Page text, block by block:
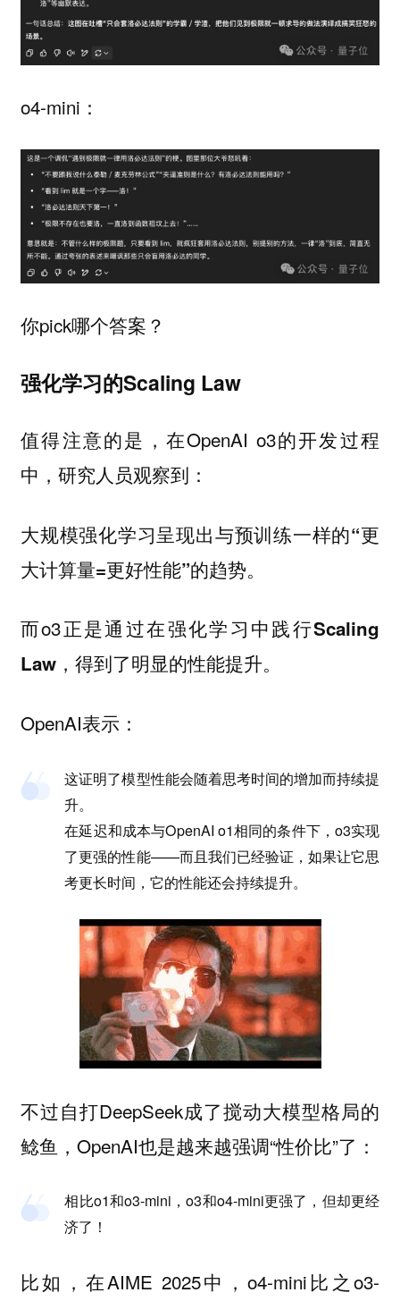
o4-mini：
你pick哪个答案？
强化学习的Scaling Law
值得注意的是，在OpenAI o3的开发过程
中，研究人员观察到：
大规模强化学习呈现出与预训练一样的“更
大计算量=更好性能”的趋势。
而o3正是通过在强化学习中践行Scaling
Law，得到了明显的性能提升。
OpenAI表示：
这证明了模型性能会随着思考时间的增加而持续提
升。
在延迟和成本与OpenAI o1相同的条件下，o3实现
了更强的性能——而且我们已经验证，如果让它思
考更长时间，它的性能还会持续提升。
不过自打DeepSeek成了搅动大模型格局的
鲶鱼，OpenAI也是越来越强调“性价比”了：
相比o1和o3-mini，o3和o4-mini更强了，但却更经
济了！
比如，在AIME 2025中，o4-mini比之o3-